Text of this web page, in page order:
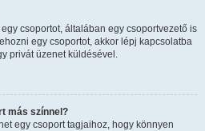
csoportot, általában egy csoportvezető is
egy csoportot, akkor lépj kapcsolatba
privát üzenet küldésével.
más színnel?
egy csoport tagjaihoz, hogy könnyen